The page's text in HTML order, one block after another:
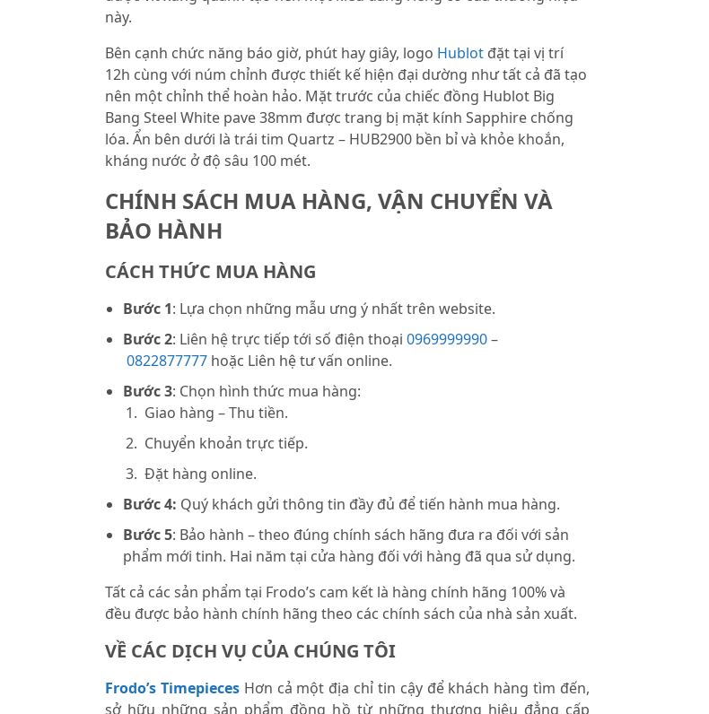
này.
Bên cạnh chức năng báo giờ, phút hay giây, logo Hublot đặt tại vị trí
12h cùng với núm chỉnh được thiết kế hiện đại dường như tất cả đã tạo
nên một chỉnh thể hoàn hảo. Mặt trước của chiếc đồng Hublot Big
Bang Steel White pave 38mm được trang bị mặt kính Sapphire chống
lóa. Ẩn bên dưới là trái tim Quartz – HUB2900 bền bỉ và khỏe khoắn,
kháng nước ở độ sâu 100 mét.
CHÍNH SÁCH MUA HÀNG, VẬN CHUYỂN VÀ
BẢO HÀNH
CÁCH THỨC MUA HÀNG
Bước 1: Lựa chọn những mẫu ưng ý nhất trên website.
Bước 2: Liên hệ trực tiếp tới số điện thoại 0969999990–
0822877777 hoặc Liên hệ tư vấn online.
Bước 3: Chọn hình thức mua hàng:
Giao hàng – Thu tiền.
Chuyển khoản trực tiếp.
Đặt hàng online.
Bước 4: Quý khách gửi thông tin đầy đủ để tiến hành mua hàng.
Bước 5: Bảo hành – theo đúng chính sách hãng đưa ra đối với sản
phẩm mới tinh. Hai năm tại cửa hàng đối với hàng đã qua sử dụng.
Tất cả các sản phẩm tại Frodo’s cam kết là hàng chính hãng 100% và
đều được bảo hành chính hãng theo các chính sách của nhà sản xuất.
VỀ CÁC DỊCH VỤ CỦA CHÚNG TÔI
Frodo’s TimepiecesHơn cả một địa chỉ tin cậy để khách hàng tìm đến,
sở hữu những sản phẩm đồng hồ từ những thương hiệu đẳng cấp